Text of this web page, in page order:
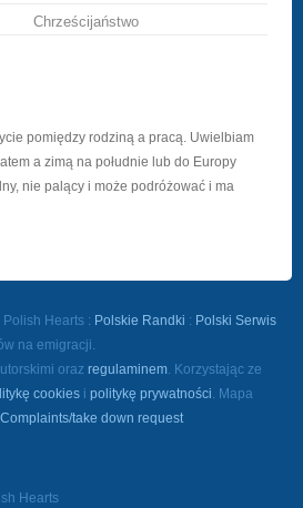
Chrześcijaństwo
pomiędzy rodziną a pracą. Uwielbiam
a zimą na południe lub do Europy
nie palący i może podróżować i ma
Hearts : Polskie Randki : Polski Serwis
na emigracji.
oraz regulaminem. Korzystając ze
cookies i politykę prywatności. Mapa
Complaints/take down request
Hearts